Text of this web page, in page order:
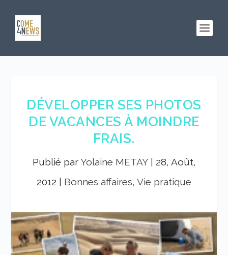
DÉVELOPPER SES PHOTOS
DE VACANCES À MOINDRE
FRAIS.
Publié parYolaine METAY| 28, Août,
2012
Bonnes affaires, Vie pratique